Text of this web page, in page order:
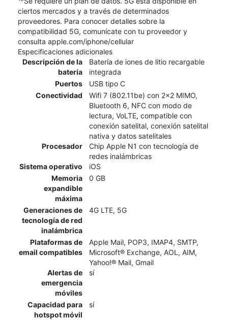
ciertos mercados y a través de determinados
proveedores. Para conocer detalles sobre la
compatibilidad 5G, comunícate con tu proveedor y
consulta apple.com/iphone/cellular
Especificaciones adicionales
Descripción de la
batería
Batería de iones de litio recargable
integrada
Puertos
USB tipo C
Conectividad
Wifi 7 (802.11be) con 2x2 MIMO,
Bluetooth 6, NFC con modo de
lectura, VoLTE, compatible con
conexión satelital, conexión satelital
nativa y datos satelitales
Procesador
Chip Apple N1 con tecnología de
redes inalámbricas
Sistema operativo
iOS
Memoria
expandible
máxima
0 GB
Generaciones de
tecnología de red
inalámbrica
4G LTE, 5G
Plataformas de
email compatibles
Apple Mail, POP3, IMAP4, SMTP,
Microsoft® Exchange, AOL, AIM,
Yahoo!® Mail, Gmail
Alertas de
emergencia
móviles
sí
Capacidad para
hotspot móvil
sí